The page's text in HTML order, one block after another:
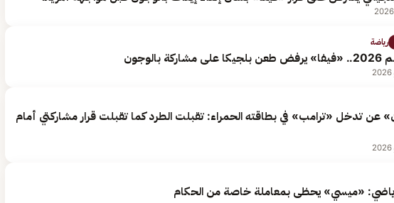
رياضة
بالوجون
عن تدخل «ترامب» في بطاقته الحمراء: تقبلت الطرد كما تقبلت قرار مشاركتي أمام
«ميسي» يحظى بمعاملة خاصة من الحكام